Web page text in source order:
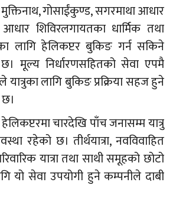
गोसाईंकुण्ड, सगरमाथा आधार
शिविरलगायतका धार्मिक तथा
लागि हेलिकप्टर बुकिङ गर्न सकिने
मूल्य निर्धारणसहितको सेवा एपमै
लागि बुकिङ प्रक्रिया सहज हुने
चारदेखि पाँच जनासम्म यात्रु
रहेको छ। तीर्थयात्रा, नवविवाहित
यात्रा तथा साथी समूहको छोटो
यो सेवा उपयोगी हुने कम्पनीले दाबी